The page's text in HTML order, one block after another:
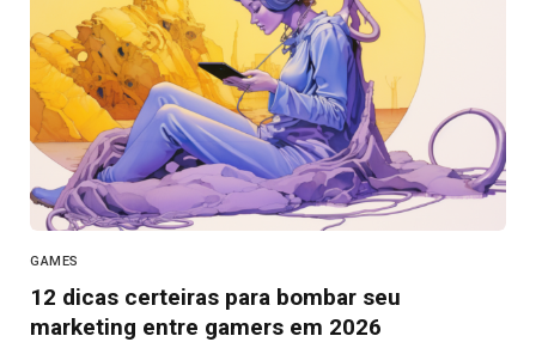
GAMES
12 dicas certeiras para bombar seu
marketing entre gamers em 2026